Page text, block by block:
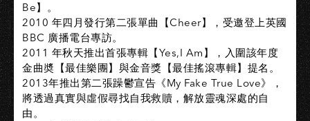
Be】。
2010 年四月發行第二張單曲【Cheer】，受邀登上英國
BBC 廣播電台專訪。
2011 年秋天推出首張專輯【Yes,I Am】，入圍該年度
金曲奬【最佳樂團】與金音獎【最佳搖滾專輯】提名。
2013年推出第二張躁鬱宣告《My Fake True Love》，
將透過真實與虛假尋找自我救贖，解放靈魂深處的自
由。